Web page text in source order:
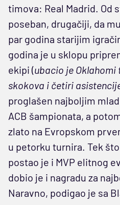
timova: Real Madrid. Od
poseban, drugačiji, da
par godina starijim
godina je u sklopu
ekipi (ubacio je Oklahomi
skokova i četiri
proglašen najboljim
ACB šampionata, a
zlato na Evropskom
u petorku turnira. Tek
postao je i MVP elitnog
dobio je i nagradu za
Naravno, podigao je sa